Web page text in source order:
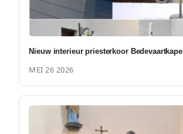
Nieuw interieur priesterkoor Bedevaartkapel
MEI 26 2026